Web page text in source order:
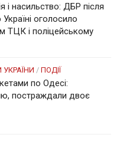
і насильство: ДБР після
оголосило
ТЦК і поліцейському
/ ПОДІЇ
по Одесі:
постраждали двоє